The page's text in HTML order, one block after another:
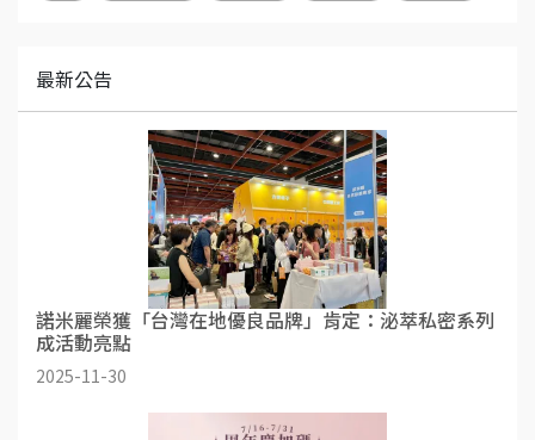
最新公告
諾米麗榮獲「台灣在地優良品牌」肯定：泌萃私密系列
成活動亮點
2025-11-30